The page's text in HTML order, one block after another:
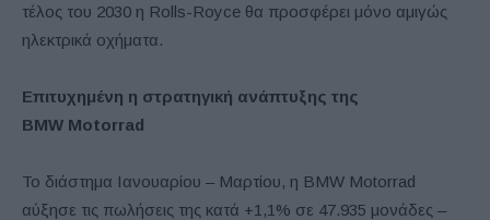
τέλος του 2030 η Rolls-Royce θα προσφέρει μόνο αμιγώς
ηλεκτρικά οχήματα.
Επιτυχημένη η στρατηγική ανάπτυξης της
BMW Motorrad
Το διάστημα Ιανουαρίου – Μαρτίου, η BMW Motorrad
αύξησε τις πωλήσεις της κατά +1,1% σε 47.935 μονάδες –